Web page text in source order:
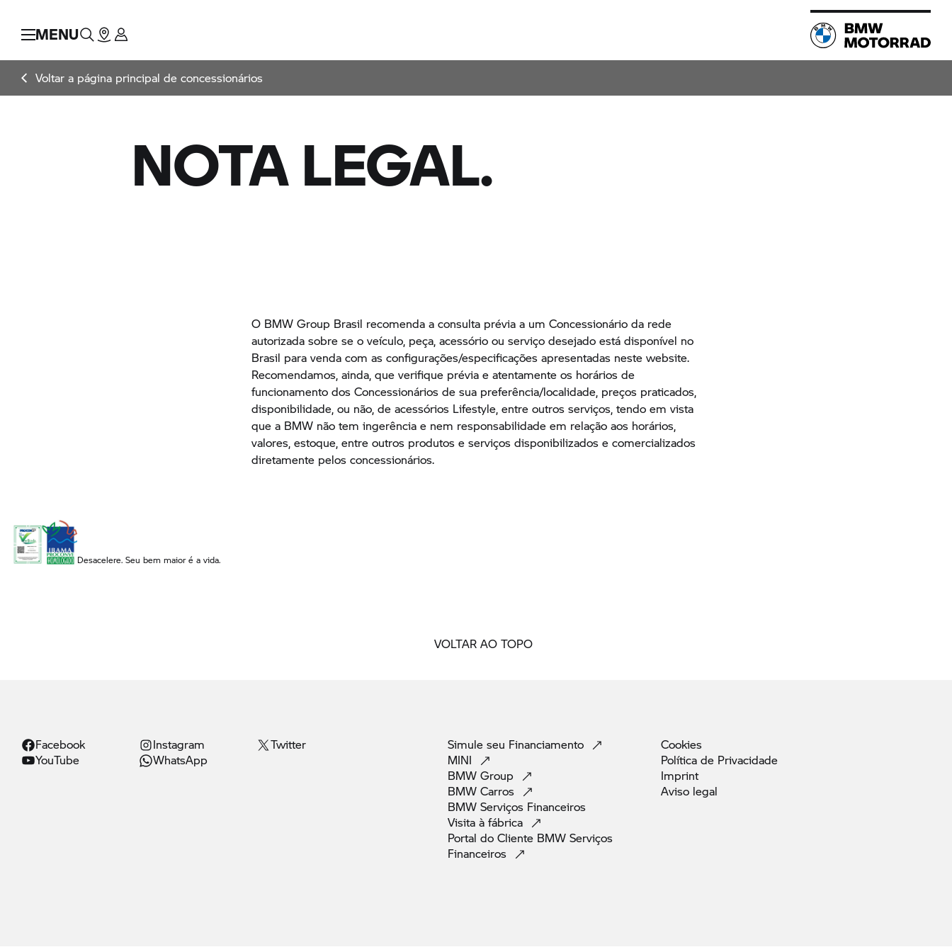
MENU
Voltar a página principal de concessionários
NOTA LEGAL.
O BMW Group Brasil recomenda a consulta prévia a um Concessionário da rede
autorizada sobre se o veículo, peça, acessório ou serviço desejado está disponível no
Brasil para venda com as configurações/especificações apresentadas neste website.
Recomendamos, ainda, que verifique prévia e atentamente os horários de
funcionamento dos Concessionários de sua preferência/localidade, preços praticados,
disponibilidade, ou não, de acessórios Lifestyle, entre outros serviços, tendo em vista
que a BMW não tem ingerência e nem responsabilidade em relação aos horários,
valores, estoque, entre outros produtos e serviços disponibilizados e comercializados
diretamente pelos concessionários.
Desacelere. Seu bem maior é a vida.
VOLTAR AO TOPO
Facebook Instagram
Twitter
YouTube
WhatsApp
Simule seu Financiamento
MINI
BMW Group
BMW Carros
BMW Serviços Financeiros
Visita à fábrica
Portal do Cliente BMW Serviços
Financeiros
Cookies
Política de Privacidade
Imprint
Aviso legal